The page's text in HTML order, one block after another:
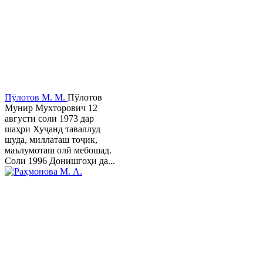
Пӯлотов М. М. Пўлотов
Мунир Мухторович 12
августи соли 1973 дар
шаҳри Хуҷанд таваллуд
шуда, миллаташ тоҷик,
маълумоташ олӣ мебошад.
Соли 1996 Донишгоҳи да...